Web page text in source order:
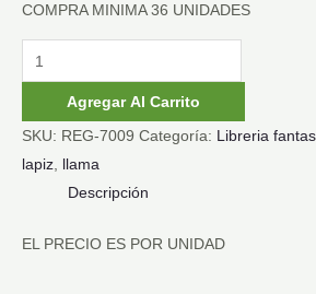
COMPRA MINIMA 36 UNIDADES
LAPIZ
LLAMA
cantidadAgregar Al Carrito
SKU: REG-7009 Categoría: Libreria
lapiz llama
Descripción
EL PRECIO ES POR UNIDAD